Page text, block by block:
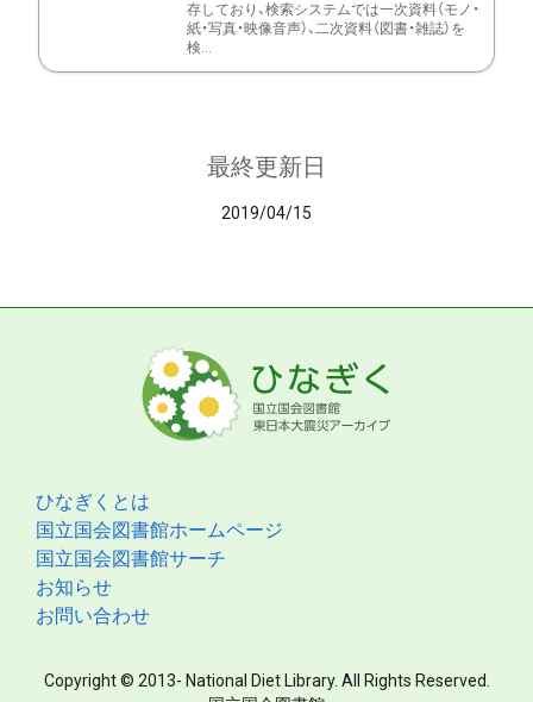
存しており、検索システムでは一次資料（モノ・
紙・写真・映像音声）、二次資料（図書・雑誌）を
検...
最終更新日
2019/04/15
ひなぎくとは
国立国会図書館ホームページ
国立国会図書館サーチ
お知らせ
お問い合わせ
Copyright © 2013- National Diet Library. All Rights Reserved.